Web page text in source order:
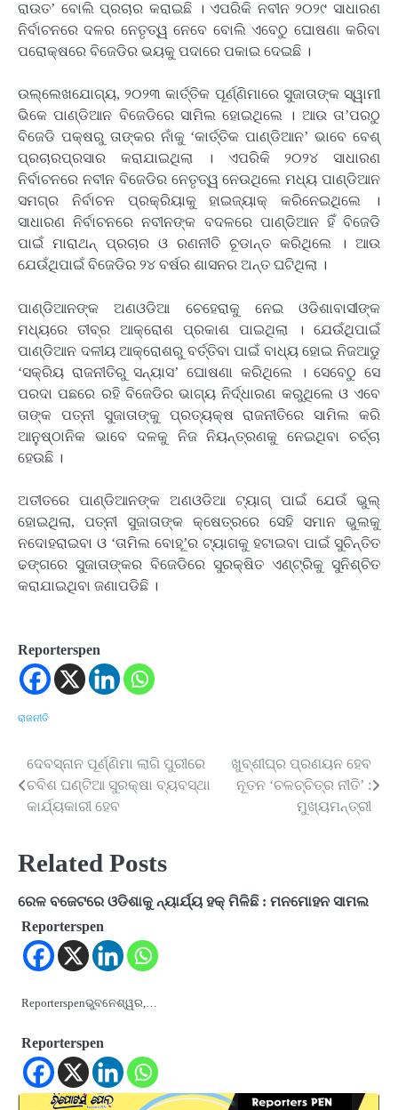
ରାଉତ’ ବୋଲି ପ୍ରଚାର କରାଇଛି । ଏପରିକି ନବୀନ ୨୦୨୯ ସାଧାରଣ
ନିର୍ବାଚନରେ ଦଳର ନେତୃତ୍ୱ ନେବେ ବୋଲି ଏବେଠୁ ଘୋଷଣା କରିବା
ପରୋକ୍ଷରେ ବିଜେଡିର ଭୟକୁ ପଦାରେ ପକାଇ ଦେଇଛି ।
ଉଲ୍ଲେଖଯୋଗ୍ୟ, ୨୦୨୩ କାର୍ତ୍ତିକ ପୂର୍ଣ୍ଣିମାରେ ସୁଜାତାଙ୍କ ସ୍ୱାମୀ
ଭିକେ ପାଣ୍ଡିଆନ ବିଜେଡିରେ ସାମିଲ ହୋଇଥିଲେ । ଆଉ ତା’ପରଠୁ
ବିଜେଡି ପକ୍ଷରୁ ତାଙ୍କର ନାଁକୁ ‘କାର୍ତ୍ତିକ ପାଣ୍ଡିଆନ’ ଭାବେ ବେଶ୍
ପ୍ରଚାରପ୍ରସାର କରାଯାଇଥିଲା । ଏପରିକି ୨୦୨୪ ସାଧାରଣ
ନିର୍ବାଚନରେ ନବୀନ ବିଜେଡିର ନେତୃତ୍ୱ ନେଉଥିଲେ ମଧ୍ୟ ପାଣ୍ଡିଆନ
ସମଗ୍ର ନିର୍ବାଚନ ପ୍ରକ୍ରିୟାକୁ ହାଇଜ୍ୟାକ୍ କରିନେଇଥିଲେ ।
ସାଧାରଣ ନିର୍ବାଚନରେ ନବୀନଙ୍କ ବଦଳରେ ପାଣ୍ଡିଆନ ହିଁ ବିଜେଡି
ପାଇଁ ମାରାଥନ୍ ପ୍ରଚାର ଓ ରଣନୀତି ଚୂଡାନ୍ତ କରିଥିଲେ । ଆଉ
ଯେଉଁଥିପାଇଁ ବିଜେଡିର ୨୪ ବର୍ଷର ଶାସନର ଅନ୍ତ ଘଟିଥିଲା ।
ପାଣ୍ଡିଆନଙ୍କ ଅଣଓଡିଆ ଚେହେରାକୁ ନେଇ ଓଡିଶାବାସୀଙ୍କ
ମଧ୍ୟରେ ତୀବ୍ର ଆକ୍ରୋଶ ପ୍ରକାଶ ପାଇଥିଲା । ଯେଉଁଥିପାଇଁ
ପାଣ୍ଡିଆନ ଦଳୀୟ ଆକ୍ରୋଶରୁ ବର୍ତ୍ତିବା ପାଇଁ ବାଧ୍ୟ ହୋଇ ନିଜଆଡୁ
‘ସକ୍ରିୟ ରାଜନୀତିରୁ ସନ୍ୟାସ’ ଘୋଷଣା କରିଥିଲେ । ସେବେଠୁ ସେ
ପରଦା ପଛରେ ରହି ବିଜେଡିର ଭାଗ୍ୟ ନିର୍ଦ୍ଧାରଣ କରୁଥିଲେ ଓ ଏବେ
ତାଙ୍କ ପତ୍ନୀ ସୁଜାତାଙ୍କୁ ପ୍ରତ୍ୟକ୍ଷ ରାଜନୀତିରେ ସାମିଲ କରି
ଆନୁଷ୍ଠାନିକ ଭାବେ ଦଳକୁ ନିଜ ନିୟନ୍ତ୍ରଣକୁ ନେଇଥିବା ଚର୍ଚ୍ଚା
ହେଉଛି ।
ଅତୀତରେ ପାଣ୍ଡିଆନଙ୍କ ଅଣଓଡିଆ ଟ୍ୟାଗ୍ ପାଇଁ ଯେଉଁ ଭୁଲ୍
ହୋଇଥିଲା, ପତ୍ନୀ ସୁଜାତାଙ୍କ କ୍ଷେତ୍ରରେ ସେହି ସମାନ ଭୁଲକୁ
ନଦୋହରାଇବା ଓ ‘ତାମିଲ ବୋହୂ’ର ଟ୍ୟାଗକୁ ହଟାଇବା ପାଇଁ ସୁଚିନ୍ତିତ
ଢଙ୍ଗରେ ସୁଜାତାଙ୍କର ବିଜେଡିରେ ସୁରକ୍ଷିତ ଏଣ୍ଟ୍ରିକୁ ସୁନିଶ୍ଚିତ
କରାଯାଇଥିବା ଜଣାପଡିଛି ।
Reporterspen
ରାଜନୀତି
Post
navigation
ଦେବସ୍ନାନ ପୂର୍ଣ୍ଣିମା ଲାଗି ପୁରୀରେ
ଚବିଶ ଘଣ୍ଟିଆ ସୁରକ୍ଷା ବ୍ୟବସ୍ଥା
କାର୍ଯ୍ୟକାରୀ ହେବ
ଖୁବ୍‌ଶୀଘ୍ର ପ୍ରଣୟନ ହେବ
ନୂତନ ‘ଚଳଚ୍ଚିତ୍ର ନୀତି’ :
ମୁଖ୍ୟମନ୍ତ୍ରୀ
Related Posts
ରେଳ ବଜେଟରେ ଓଡିଶାକୁ ନ୍ୟାର୍ଯ୍ୟ ହକ୍ ମିଳିଛି : ମନମୋହନ ସାମଲ
Reporterspen
Reporterspenଭୁବନେଶ୍ୱର,…
Reporterspen